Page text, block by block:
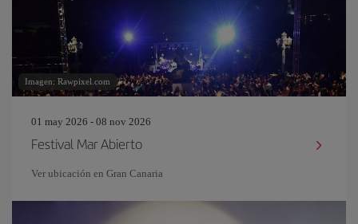
Imagen: Rawpixel.com
01 may 2026 - 08 nov 2026
Festival Mar Abierto
Ver ubicación en Gran Canaria